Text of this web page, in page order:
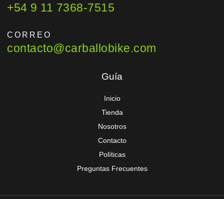
+54 9 11 7368-7515
CORREO
contacto@carballobike.com
Guía
Inicio
Tienda
Nosotros
Contacto
Políticas
Preguntas Frecuentes